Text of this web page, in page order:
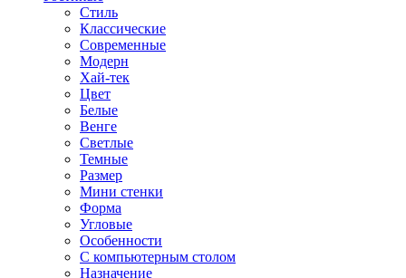
Стиль
Классические
Современные
Модерн
Хай-тек
Цвет
Белые
Венге
Светлые
Темные
Размер
Мини стенки
Форма
Угловые
Особенности
С компьютерным столом
Назначение